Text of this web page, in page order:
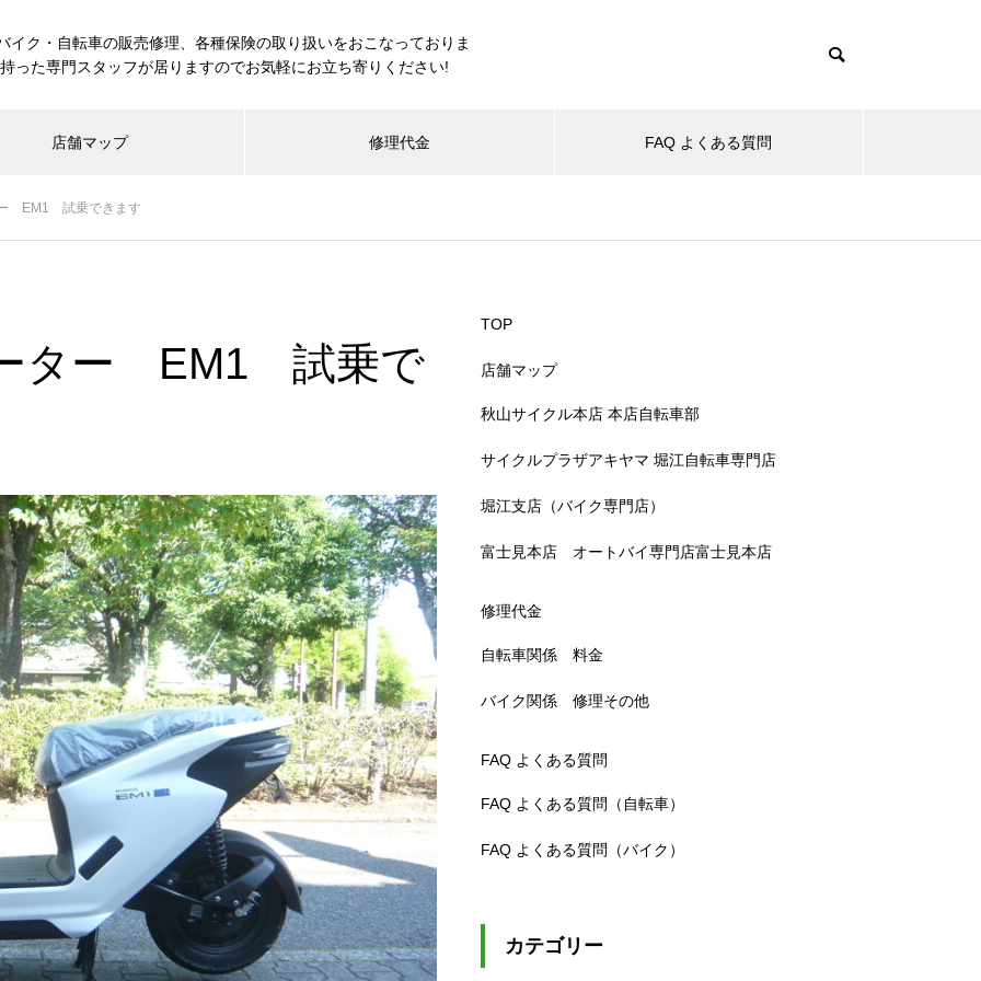
イク・自転車の販売修理、各種保険の取り扱いをおこなっておりま
った専門スタッフが居りますのでお気軽にお立ち寄りください!
店舗マップ 修理代金 FAQ よくある質問
EM1 試乗できます
ター EM1 試乗で
TOP
店舗マップ
秋山サイクル本店 本店自転車部
サイクルプラザアキヤマ 堀江自転車専門店
堀江支店（バイク専門店）
富士見本店 オートバイ専門店富士見本店
修理代金
自転車関係 料金
バイク関係 修理その他
FAQ よくある質問
FAQ よくある質問（自転車）
FAQ よくある質問（バイク）
カテゴリー